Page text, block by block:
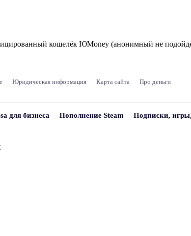
кошелёк ЮMoney (анонимный не
Юридическая информация Карта сайта Про деньги
для бизнеса Пополнение Steam Подписки,